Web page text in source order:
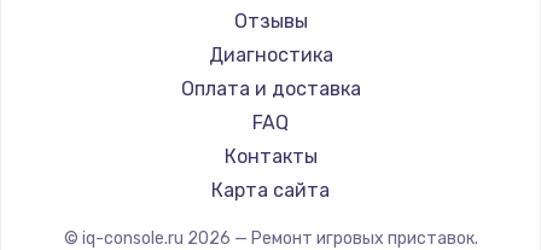
Замена регулятора режимов конфорки
Заказать
Замена сенсорного датчика
1300 руб.
Отзывы
Диагностика
Оплата и доставка
FAQ
Контакты
Карта сайта
© iq-console.ru 2026 — Ремонт игровых приставок.